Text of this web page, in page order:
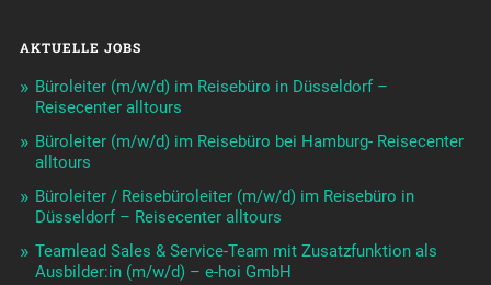
AKTUELLE JOBS
Büroleiter (m/w/d) im Reisebüro in Düsseldorf –
Reisecenter alltours
Büroleiter (m/w/d) im Reisebüro bei Hamburg- Reisecenter
alltours
Büroleiter / Reisebüroleiter (m/w/d) im Reisebüro in
Düsseldorf – Reisecenter alltours
Teamlead Sales & Service-Team mit Zusatzfunktion als
Ausbilder:in (m/w/d) – e-hoi GmbH